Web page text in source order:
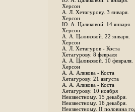
Херсон
А. Л. Хетагурову. 3 января.
Херсон
Ю. А. Цаликовой. 14 января.
Херсон
А. А. Цаликовой. 22 января.
Херсон
А. Л. Хетагуров - Коста
Хетагурову. 8 февраля
А. А. Цаликовой. 10 февраля.
Херсон
А. А. Аликова - Коста
Хетагурову. 21 августа
А. А. Аликова - Коста
Хетагурову. 10 ноября
Неизвестному. 15 декабря.
Неизвестному. 16 декабря.
Неизвестному. II половина